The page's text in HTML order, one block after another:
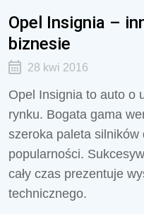
Opel Insignia –
biznesie
28 kwi 2016
Opel Insignia to auto o
rynku. Bogata gama
szeroka paleta silników
popularności.
cały czas prezentuje
technicznego.